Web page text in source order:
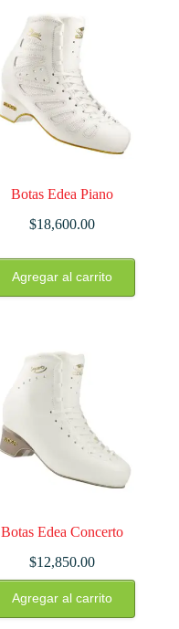
Botas Edea Piano
$18,600.00
Agregar al carrito
producto
tiene
Las
opciones
se
pueden
elegir
en
de
Botas Edea Concerto
$12,850.00
Agregar al carrito
Este
producto
tiene